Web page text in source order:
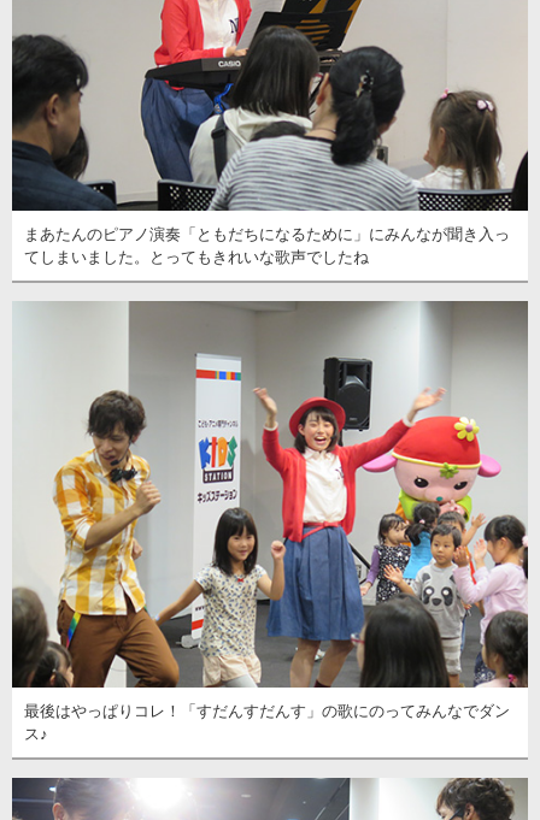
まあたんのピアノ演奏「ともだちになるために」にみんなが聞き入っ
てしまいました。とってもきれいな歌声でしたね
最後はやっぱりコレ！「すだんすだんす」の歌にのってみんなでダン
ス♪